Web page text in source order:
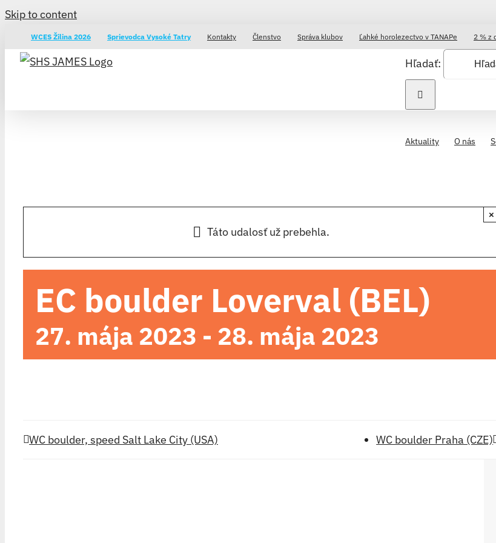
Skip to content
WCES Žilina 2026 Sprievodca Vysoké Tatry Kontakty Členstvo Správa klubov Ľahké horolezectvo v TANAPe 2 % z
Hľadať:
Aktuality O nás
Táto udalosť už prebehla.
×
EC boulder Loverval (BEL)
27. mája 2023 - 28. mája 2023
WC boulder, speed Salt Lake City (USA) WC boulder Praha (CZE)